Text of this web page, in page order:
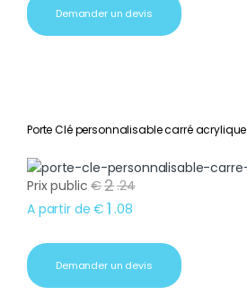
Demander un devis
Porte Clé personnalisable carré acrylique
Prix public €2.24
A partir de € 1 .08
Demander un devis